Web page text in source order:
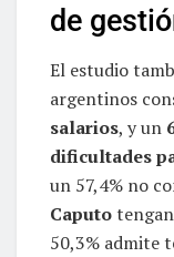
de
El estudio
argentinos
salarios, y un
dificultades
un 57,4% no
Caputo
50,3% admite